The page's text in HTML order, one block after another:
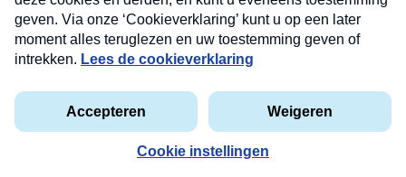
Privacyverklaring
Cookieverklaring
Kwetsbaarheid melden
Copyright © 2026 MAX Vandaag - Omroep MAX
Neem hier een gratis abonnement op onze
nieuwsbrief. Elke vrijdag- en dinsdagochtend in uw